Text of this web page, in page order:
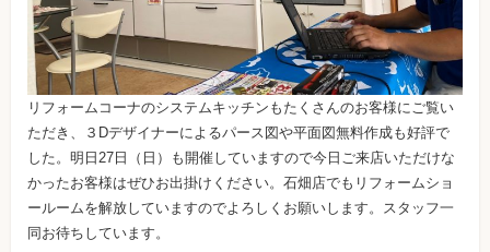
リフォームコーナのシステムキッチンもたくさんのお客様にご覧い
ただき、３Dデザイナーによるパース図や平面図無料作成も好評で
した。明日27日（日）も開催していますので今日ご来店いただけな
かったお客様はぜひお出掛けください。石畑店でもリフォームショ
ールームを解放していますのでよろしくお願いします。スタッフ一
同お待ちしています。